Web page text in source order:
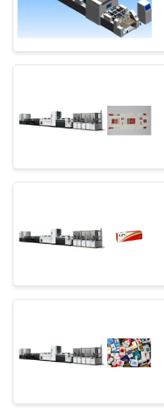
ÉNTRENOS
EN
CONTACTO
NOTICIAS
PIDA
CITA
DEL
PRIVACY